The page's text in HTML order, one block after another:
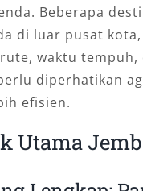
Beberapa
di luar pusat kota,
waktu tempuh,
diperhatikan
efisien.
Utama